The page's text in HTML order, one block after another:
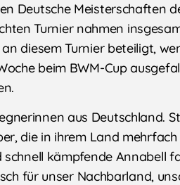
Deutsche Meisterschaften
Turnier nahmen
diesem Turnier beteiligt,
beim BWM-Cup
aus Deutschland.
die in ihrem Land mehrfach
kämpfende Annabell
für unser Nachbarland,